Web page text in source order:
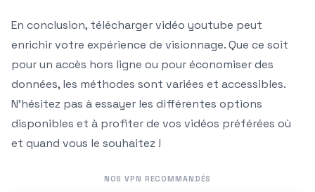
En conclusion, télécharger vidéo youtube peut
enrichir votre expérience de visionnage. Que ce soit
pour un accès hors ligne ou pour économiser des
données, les méthodes sont variées et accessibles.
N’hésitez pas à essayer les différentes options
disponibles et à profiter de vos vidéos préférées où
et quand vous le souhaitez !
NOS VPN RECOMMANDÉS